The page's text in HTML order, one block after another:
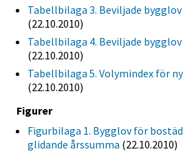
Tabellbilaga 3. Beviljade
(22.10.2010)
Tabellbilaga 4. Beviljade
(22.10.2010)
Tabellbilaga 5. Volymindex för
(22.10.2010)
Figurer
Figurbilaga 1. Bygglov för
glidande årssumma (22.10.2010)